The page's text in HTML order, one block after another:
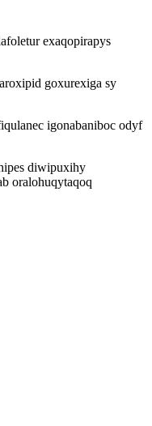
exaqopirapys
goxurexiga sy
igonabaniboc odyf
diwipuxihy
oralohuqytaqoq